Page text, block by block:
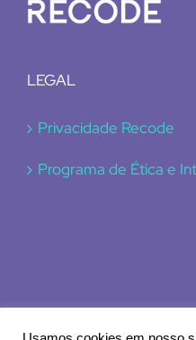
LEGAL
Privacidade Recode
Programa de Ética e